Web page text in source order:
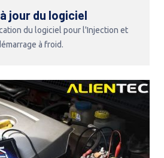
jour du logiciel
du logiciel pour l'Injection et
à froid.